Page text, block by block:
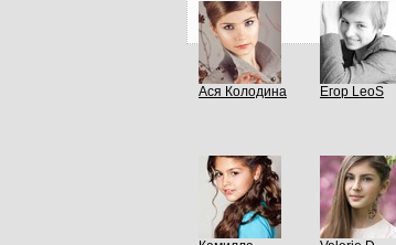
Ася Колодина Егор LeоS